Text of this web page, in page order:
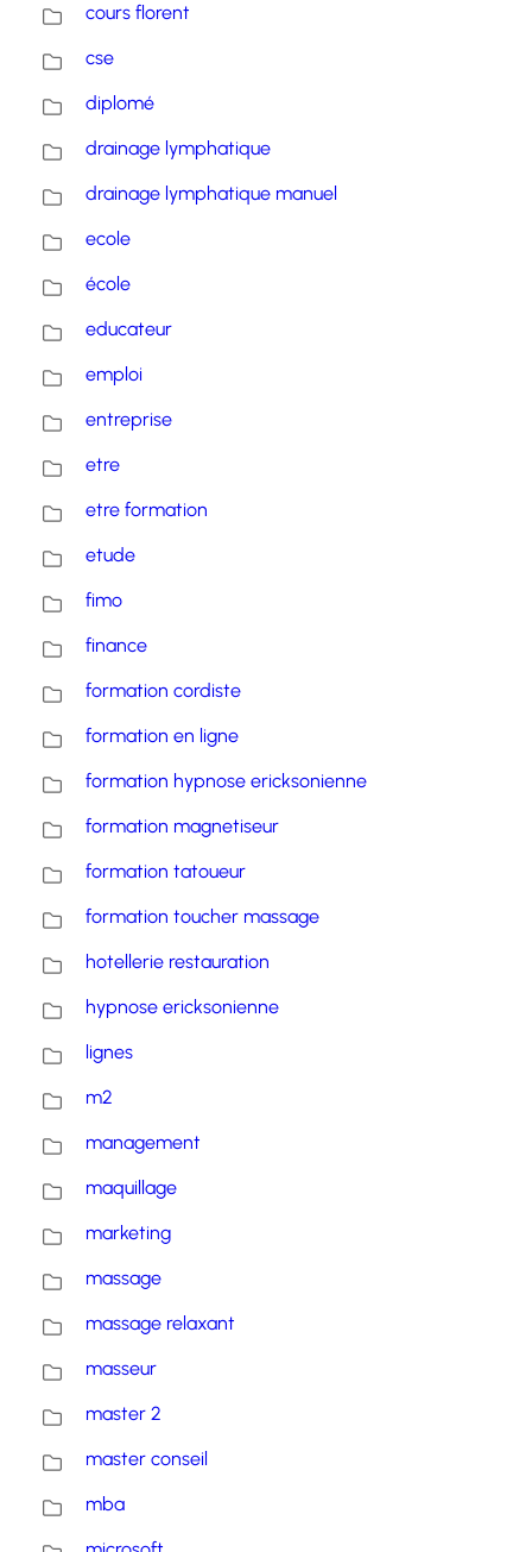
cours florent
cse
diplomé
drainage lymphatique
drainage lymphatique manuel
ecole
école
educateur
emploi
entreprise
etre
etre formation
etude
fimo
finance
formation cordiste
formation en ligne
formation hypnose ericksonienne
formation magnetiseur
formation tatoueur
formation toucher massage
hotellerie restauration
hypnose ericksonienne
lignes
m2
management
maquillage
marketing
massage
massage relaxant
masseur
master 2
master conseil
mba